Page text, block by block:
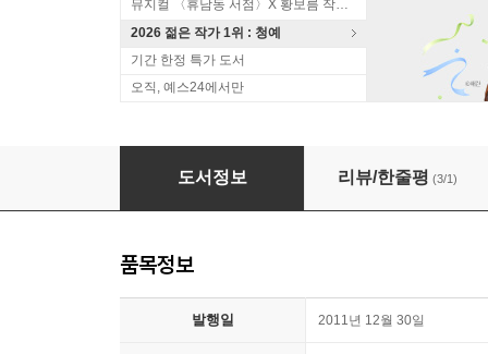
뮤지컬 〈휴남동 서점〉X 황보름 작가 북토크
2026 젊은 작가 1위 : 청예
기간 한정 특가 도서
오직, 예스24에서만
나의 왼손은 왕, 오른손은 왕의 필경사
도서정보 리뷰/한줄평 (3/1)
품목정보
발행일 2011년 12월 30일